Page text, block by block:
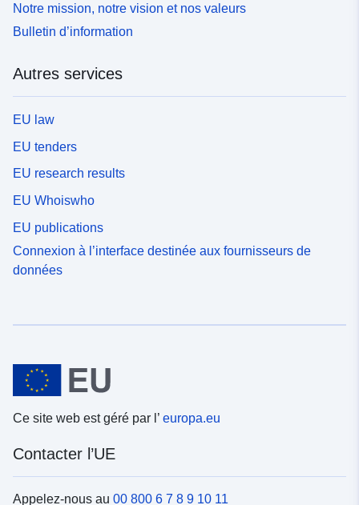
Notre mission, notre vision et nos valeurs
Bulletin d’information
Autres services
EU law
EU tenders
EU research results
EU Whoiswho
EU publications
Connexion à l’interface destinée aux fournisseurs de
données
Ce site web est géré par l’ europa.eu
Contacter l’UE
Appelez-nous au 00 800 6 7 8 9 10 11